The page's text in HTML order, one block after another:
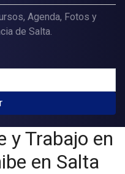
Agenda, Fotos y
de Salta.
y Trabajo en
en Salta